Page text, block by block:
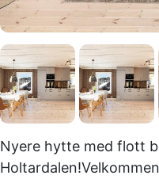
Nyere hytte med flott